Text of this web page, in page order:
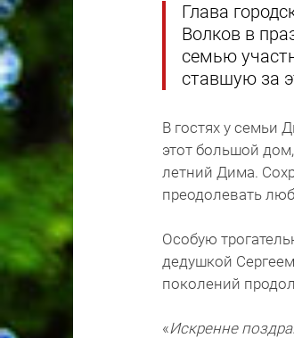
Глава
Волков в
семью
ставшую за
В гостях у семьи
этот большой
летний Дима.
преодолевать
Особую
дедушкой
поколений
«Искренне